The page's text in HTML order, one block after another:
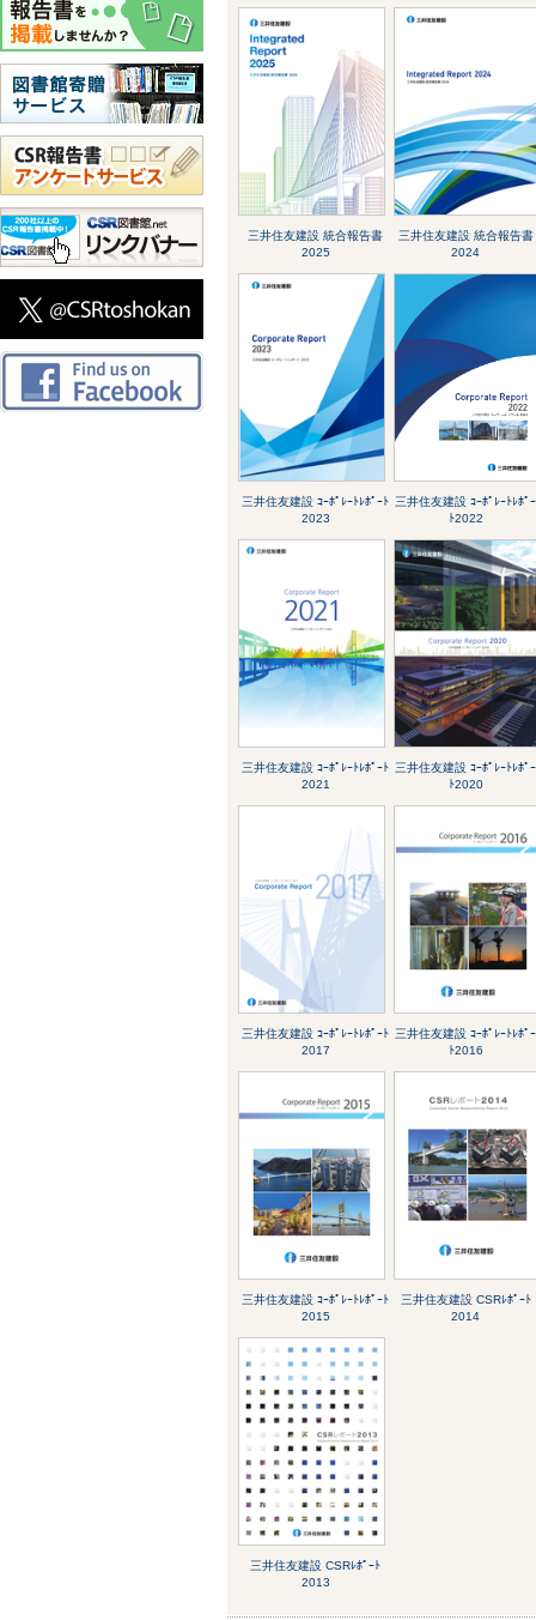
三井住友建設 統合報告書
2025
三井住友建設 統合報告書
2024
三井住友建設 ｺｰﾎﾟﾚｰﾄﾚﾎﾟｰﾄ
2023
三井住友建設 ｺｰﾎﾟﾚｰﾄﾚﾎﾟｰ
ﾄ2022
三井住友建設 ｺｰﾎﾟﾚｰﾄﾚﾎﾟｰﾄ
2021
三井住友建設 ｺｰﾎﾟﾚｰﾄﾚﾎﾟｰ
ﾄ2020
三井住友建設 ｺｰﾎﾟﾚｰﾄﾚﾎﾟｰﾄ
2017
三井住友建設 ｺｰﾎﾟﾚｰﾄﾚﾎﾟｰ
ﾄ2016
三井住友建設 ｺｰﾎﾟﾚｰﾄﾚﾎﾟｰﾄ
2015
三井住友建設 CSRﾚﾎﾟｰﾄ
2014
三井住友建設 CSRﾚﾎﾟｰﾄ
2013